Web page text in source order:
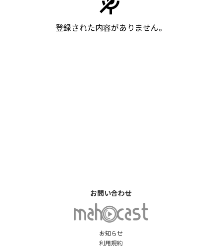
登録された内容がありません。
お知らせ
利用規約
お問い合わせ